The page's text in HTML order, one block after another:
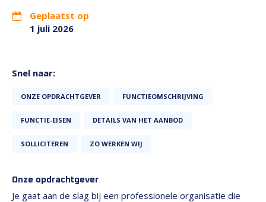
Geplaatst op
1 juli 2026
Snel naar:
ONZE OPDRACHTGEVER FUNCTIEOMSCHRIJVING
FUNCTIE-EISEN DETAILS VAN HET AANBOD
SOLLICITEREN ZO WERKEN WIJ
Onze opdrachtgever
Je gaat aan de slag bij een professionele organisatie die